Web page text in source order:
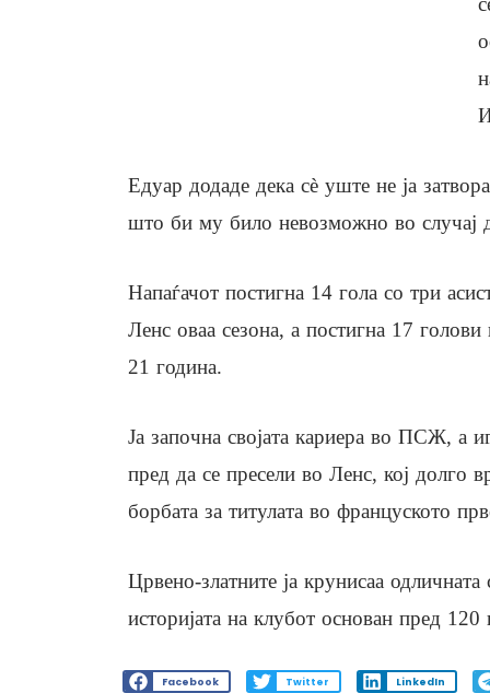
Едуар додаде дека сè уште не ја
што би му било невозможно во случај
Напаѓачот постигна 14 гола со три
Ленс оваа сезона, а постигна 17
21 година.
Ја започна својата кариера во ПСЖ, а
пред да се пресели во Ленс, кој долго
борбата за титулата во француското
Црвено-златните ја крунисаа
историјата на клубот основан пред 120
Facebook Twitter LinkedIn